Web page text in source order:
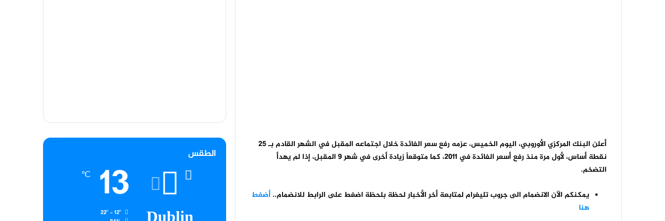
أعلن البنك المركزي الأوروبي، اليوم الخميس، عزمه رفع سعر الفائدة خلال اجتماعه المقبل في الشهر القادم بـ 25
نقطة أساس، لأول مرة منذ رفع أسعر الفائدة في 2011، كما متوقعاً زيادة أخرى في شهر 9 المقبل، إذا لم يهدأ
التضخم.
يمكنكم الآن الانضمام الى جروب تليغرام لمتابعة أخر الأخبار لحظة بلحظة اضغط على الرابط للانضمام.. أضغط
هنا
الطقس
13
℃